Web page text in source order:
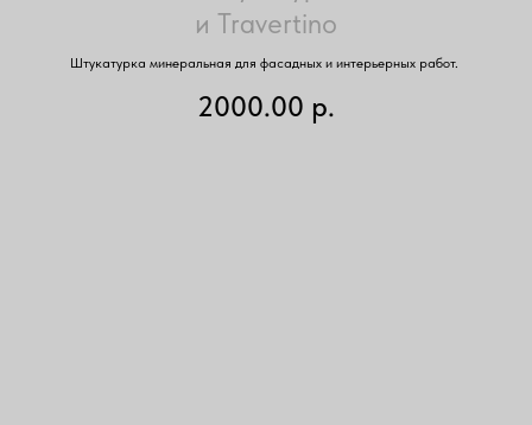
и Travertino
Штукатурка минеральная для фасадных и интерьерных работ.
2000.00 р.